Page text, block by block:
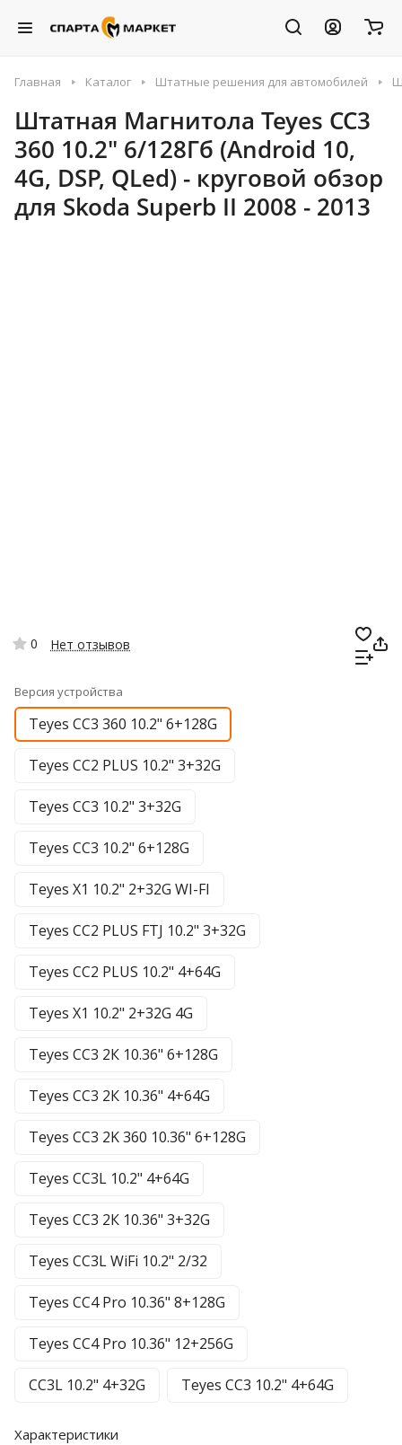
Главная Каталог Штатные решения для автомобилей
Штатная Магнитола Teyes CC3
360 10.2" 6/128Гб (Android 10,
4G, DSP, QLed) - круговой обзор
для Skoda Superb II 2008 - 2013
0 Нет отзывов
Версия устройства
Teyes CC3 360 10.2" 6+128G
Teyes CC2 PLUS 10.2" 3+32G
Teyes CC3 10.2" 3+32G
Teyes CC3 10.2" 6+128G
Teyes X1 10.2" 2+32G WI-FI
Teyes CC2 PLUS FTJ 10.2" 3+32G
Teyes CC2 PLUS 10.2" 4+64G
Teyes X1 10.2" 2+32G 4G
Teyes CC3 2К 10.36" 6+128G
Teyes CC3 2К 10.36" 4+64G
Teyes CC3 2K 360 10.36" 6+128G
Teyes CC3L 10.2" 4+64G
Teyes CC3 2К 10.36" 3+32G
Teyes CC3L WiFi 10.2" 2/32
Teyes CC4 Pro 10.36" 8+128G
Teyes CC4 Pro 10.36" 12+256G
CC3L 10.2" 4+32G Teyes CC3 10.2" 4+64G
Характеристики